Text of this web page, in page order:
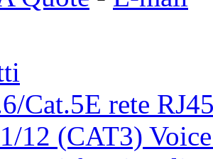
Cat.5E rete
12 (CAT3)